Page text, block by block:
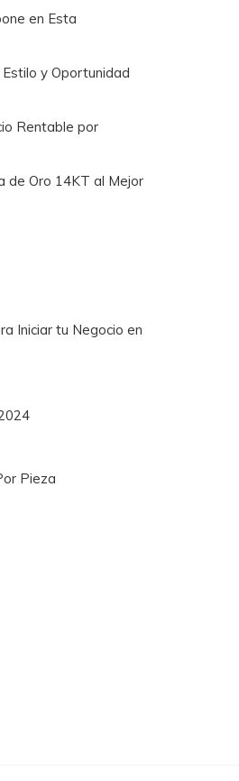
en Esta
y Oportunidad
Rentable por
de Oro 14KT al Mejor
Iniciar tu Negocio en
Pieza